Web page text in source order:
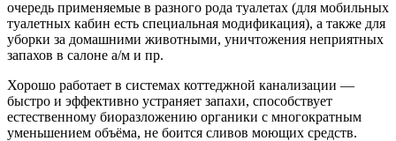
очередь применяемые в разного рода туалетах (для мобильных
туалетных кабин есть специальная модификация), а также для
уборки за домашними животными, уничтожения неприятных
запахов в салоне а/м и пр.
Хорошо работает в системах коттеджной канализации —
быстро и эффективно устраняет запахи, способствует
естественному биоразложению органики с многократным
уменьшением объёма, не боится сливов моющих средств.